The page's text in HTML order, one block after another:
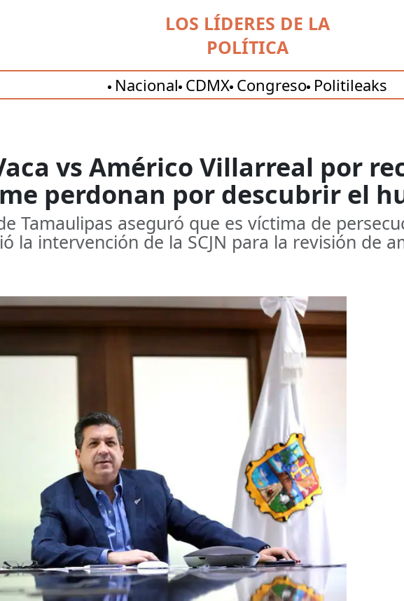
LOS LÍDERES DE LA
POLÍTICA
Nacional CDMX Congreso Politileaks
vs Américo Villarreal por
perdonan por descubrir el
Tamaulipas aseguró que es víctima de
la intervención de la SCJN para la revisión de